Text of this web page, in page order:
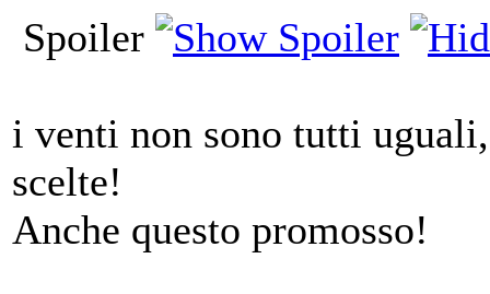
Spoiler
i venti non sono tutti
scelte!
Anche questo promosso!